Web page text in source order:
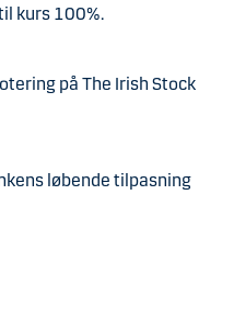
kurs 100%.
på The Irish Stock
løbende tilpasning